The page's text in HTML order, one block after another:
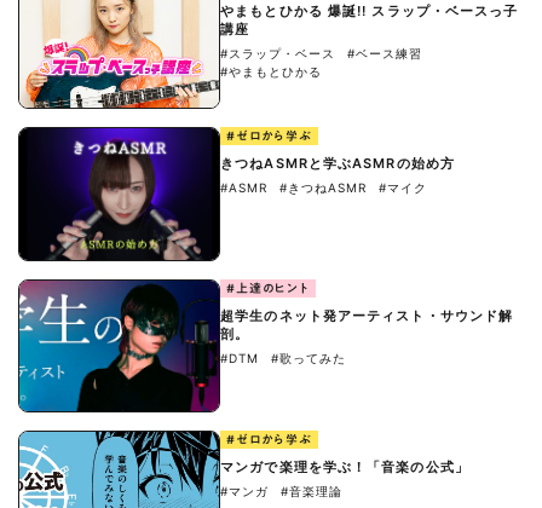
やまもとひかる 爆誕!! スラップ・ベースっ子
講座
#スラップ・ベース
#ベース練習
#やまもとひかる
#ゼロから学ぶ
きつねASMRと学ぶASMRの始め方
#ASMR #きつねASMR #マイク
#上達のヒント
超学生のネット発アーティスト・サウンド解
剖。
#DTM #歌ってみた
#ゼロから学ぶ
マンガで楽理を学ぶ！「音楽の公式」
#マンガ #音楽理論